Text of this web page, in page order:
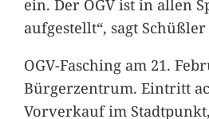
ein. Der OGV ist in allen
aufgestellt“, sagt
OGV-Fasching am 21.
Bürgerzentrum. Eintritt
Vorverkauf im